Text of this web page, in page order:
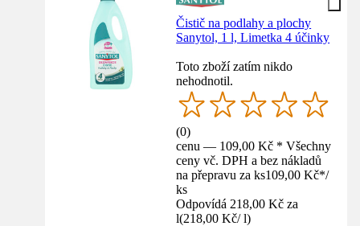
Čistič na podlahy a plochy
Sanytol, 1 l, Limetka 4 účinky
Toto zboží zatím nikdo
nehodnotil.
(0)
cenu — 109,00 Kč * Všechny
ceny vč. DPH a bez nákladů
na přepravu za ks109,00 Kč*/
ks
Odpovídá 218,00 Kč za
l(218,00 Kč/ l)